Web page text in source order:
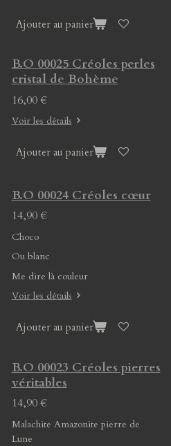
Ajouter au panier
B.O 00025 Créoles perles
cristal de Bohème
16,00 €
Voir les détails
Ajouter au panier
B.O 00024 Créoles cœur
14,90 €
Choco
Ou blanc
Me dire là couleur
Voir les détails
Ajouter au panier
B.O 00023 Créoles pierres
véritables
14,90 €
Malachite Amazonite pierre de
Lune